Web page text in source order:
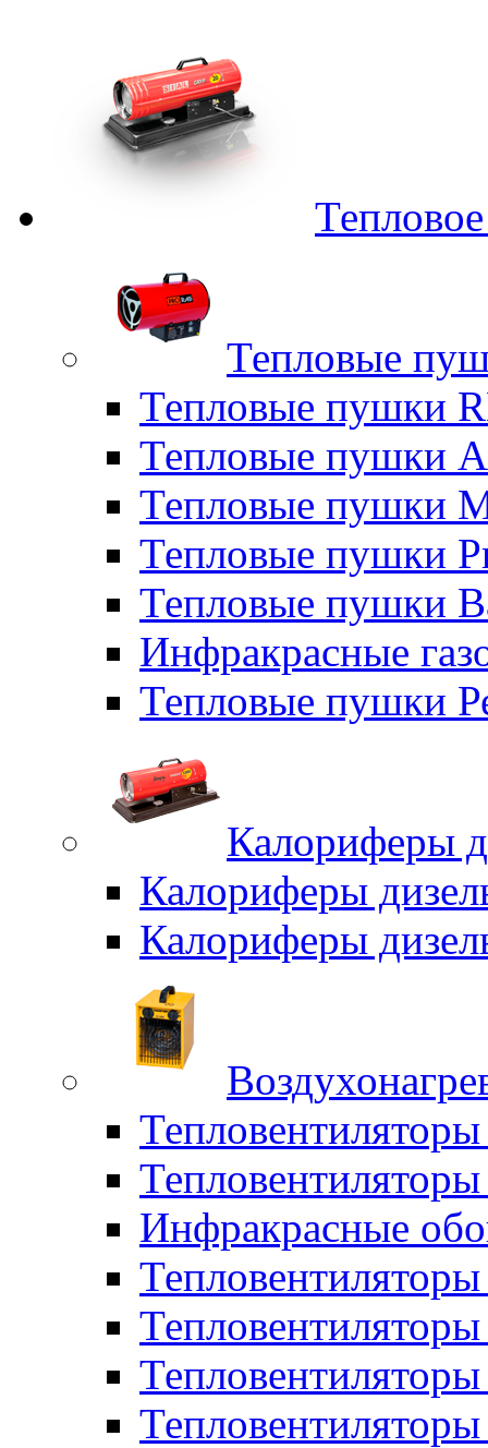
Тепловые
Тепловые пушки
Тепловые пушки
Тепловые пушки
Тепловые пушки
Тепловые пушки
Инфракрасные
Тепловые пушки
Калориферы
Калориферы
Калориферы
Тепловентиляторы
Инфракрасные